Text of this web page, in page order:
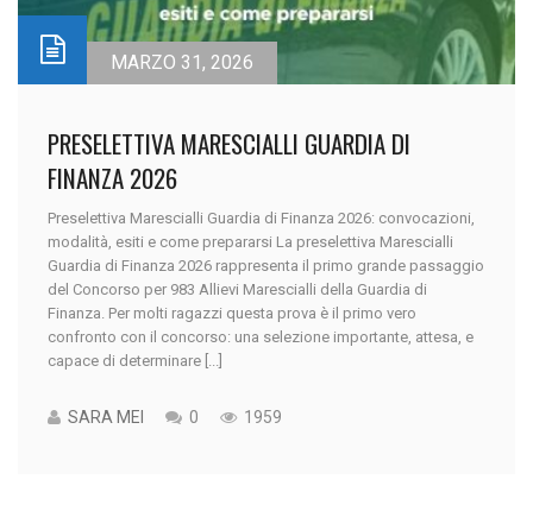
MARZO 31, 2026
PRESELETTIVA MARESCIALLI GUARDIA DI
FINANZA 2026
Preselettiva Marescialli Guardia di Finanza 2026: convocazioni,
modalità, esiti e come prepararsi La preselettiva Marescialli
Guardia di Finanza 2026 rappresenta il primo grande passaggio
del Concorso per 983 Allievi Marescialli della Guardia di
Finanza. Per molti ragazzi questa prova è il primo vero
confronto con il concorso: una selezione importante, attesa, e
capace di determinare [...]
SARA MEI 0 1959